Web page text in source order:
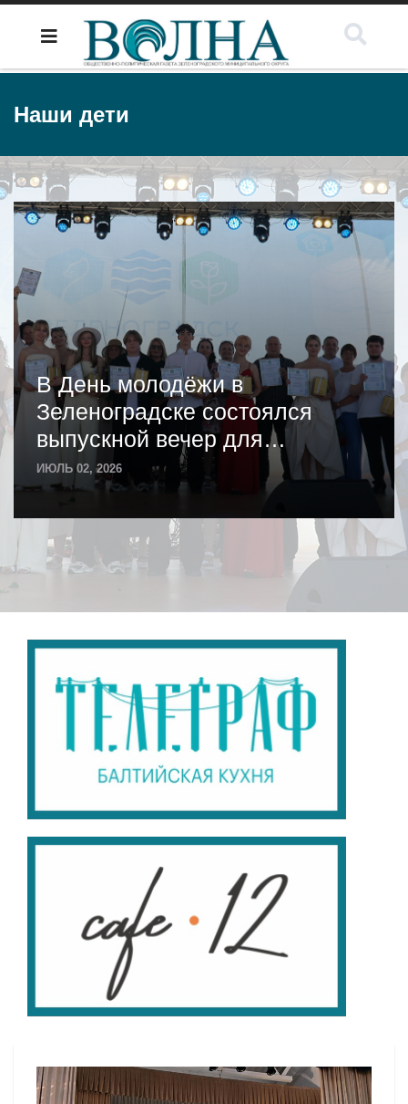
Наши дети
В День молодёжи в
Зеленоградске состоялся
выпускной вечер для
одиннадцатиклассников
ИЮЛЬ 02, 2026